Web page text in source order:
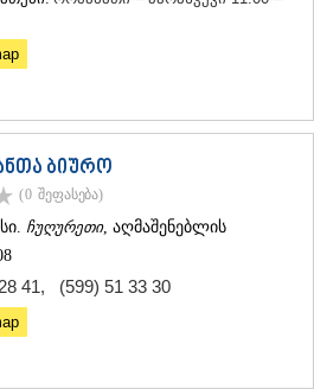
ბიურო
(0 შეფასება)
ჩუღურეთი, აღმაშენებლის
41, (599) 51 33 30